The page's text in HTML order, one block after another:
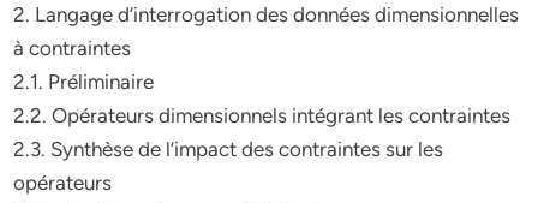
2. Langage d’interrogation des données dimensionnelles
à contraintes
2.1. Préliminaire
2.2. Opérateurs dimensionnels intégrant les contraintes
2.3. Synthèse de l’impact des contraintes sur les
opérateurs